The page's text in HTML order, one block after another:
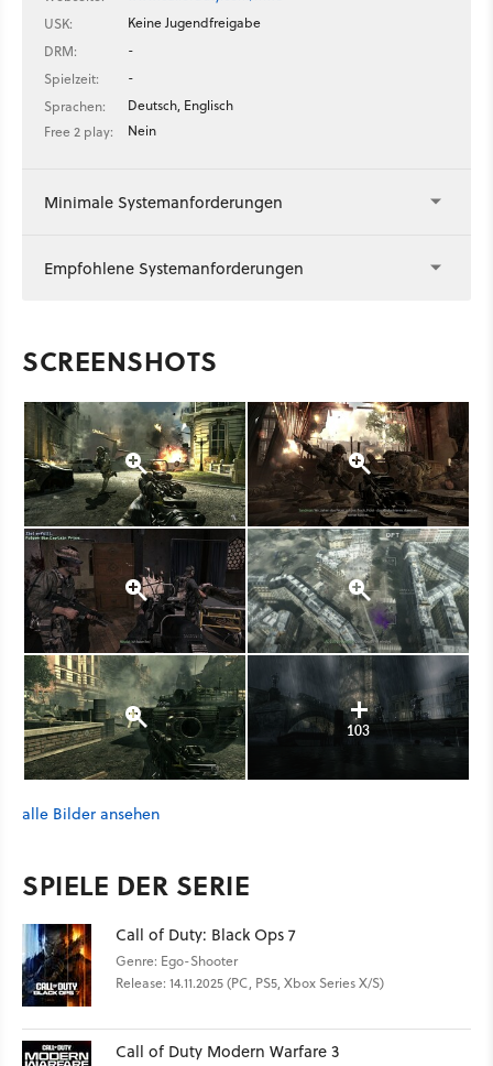
USK:
Keine Jugendfreigabe
DRM:
-
Spielzeit:
-
Sprachen:
Deutsch, Englisch
Free 2 play:
Nein
Minimale Systemanforderungen
Empfohlene Systemanforderungen
SCREENSHOTS
103
alle Bilder ansehen
SPIELE DER SERIE
Call of Duty: Black Ops 7
Genre: Ego-Shooter
Release: 14.11.2025 (PC, PS5, Xbox Series X/S)
Call of Duty Modern Warfare 3